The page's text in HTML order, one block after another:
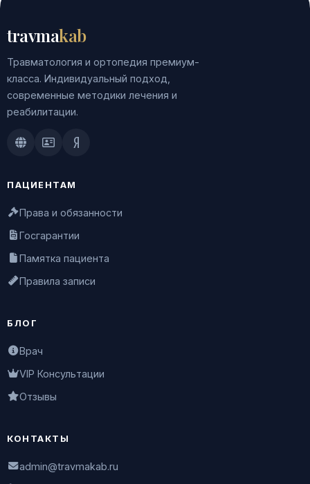
travmakab
Травматология и ортопедия премиум-
класса. Индивидуальный подход,
современные методики лечения и
реабилитации.
Doctu.ruПроДокторов
Яндекс.Здоровье
ПАЦИЕНТАМ
Права и обязанности
Госгарантии
Памятка пациента
Правила записи
БЛОГ
Врач
VIP Консультации
Отзывы
КОНТАКТЫ
admin@travmakab.ru